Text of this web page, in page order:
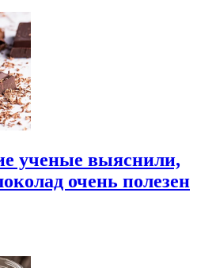
ученые выяснили,
очень полезен